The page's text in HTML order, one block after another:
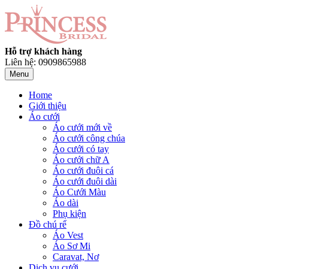
Hỗ trợ khách hàng
Liên hệ: 0909865988
Menu
Home
Giới thiệu
Áo cưới
Áo cưới mới về
Áo cưới công chúa
Áo cưới có tay
Áo cưới chữ A
Áo cưới đuôi cá
Áo cưới đuôi dài
Áo Cưới Màu
Áo dài
Phụ kiện
Đồ chú rể
Áo Vest
Áo Sơ Mi
Caravat, Nơ